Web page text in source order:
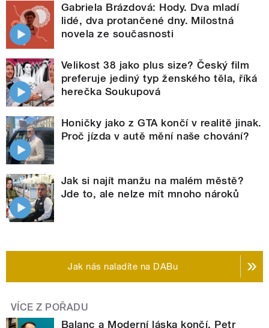
Gabriela Brázdová: Hody. Dva mladí
lidé, dva protančené dny. Milostná
novela ze současnosti
Velikost 38 jako plus size? Český film
preferuje jediný typ ženského těla, říká
herečka Soukupová
Honičky jako z GTA končí v realitě jinak.
Proč jízda v autě mění naše chování?
Jak si najít manžu na malém městě?
Jde to, ale nelze mít mnoho nároků
Jak nás naladíte na DABu
VÍCE Z POŘADU
Balanc a Moderní láska končí. Petr